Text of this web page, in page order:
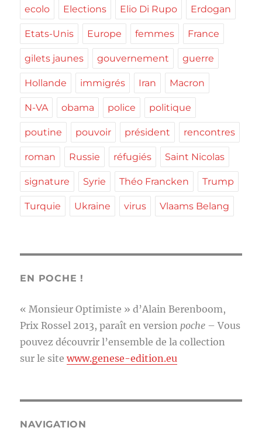
ecolo Elections Elio Di Rupo Erdogan
Etats-Unis Europe femmes France
gilets jaunes gouvernement guerre
Hollande immigrés Iran Macron
N-VA obama police politique
poutine pouvoir président rencontres
roman Russie réfugiés Saint Nicolas
signature Syrie Théo Francken Trump
Turquie Ukraine virus Vlaams Belang
EN POCHE !
« Monsieur Optimiste » d’Alain Berenboom,
Prix Rossel 2013, paraît en version poche – Vous
pouvez découvrir l’ensemble de la collection
sur le sitewww.genese-edition.eu
NAVIGATION